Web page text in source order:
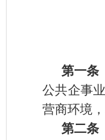
第一条
公共企事
营商环境
第二条